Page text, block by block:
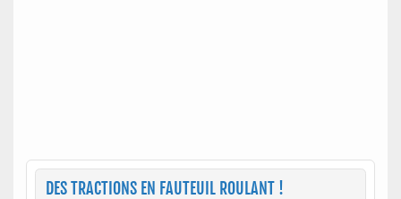
DES TRACTIONS EN FAUTEUIL ROULANT !